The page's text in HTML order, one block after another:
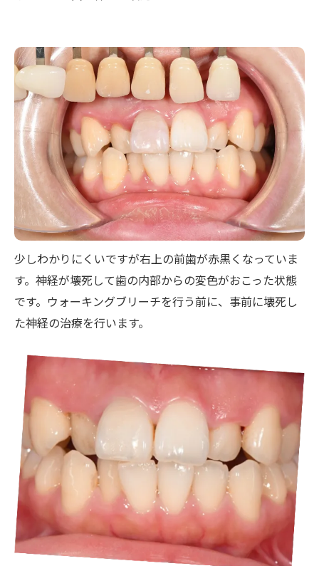
少しわかりにくいですが右上の前歯が赤黒くなっていま
す。神経が壊死して歯の内部からの変色がおこった状態
です。ウォーキングブリーチを行う前に、事前に壊死し
た神経の治療を行います。